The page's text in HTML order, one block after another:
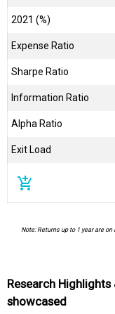
2021 (%)
Expense Ratio
Sharpe Ratio
Information Ratio
Alpha Ratio
Exit Load
add_shopping_cart
Note: Returns up to 1 year are
Research
showcased